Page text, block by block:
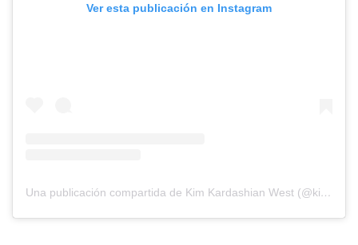
Ver esta publicación en Instagram
Una publicación compartida de Kim Kardashian West (@kimkardashian)